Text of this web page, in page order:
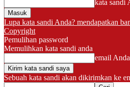
kata sandi
Lupa kata sandi Anda? mendapatkan
Copyright
Pemulihan password
Memulihkan kata sandi anda
email Anda
Sebuah kata sandi akan dikirimkan ke